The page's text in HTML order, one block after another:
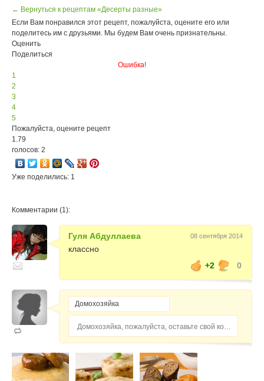
← Вернуться к рецептам «Десерты разные»
Если Вам понравился этот рецепт, пожалуйста, оцените его или
поделитесь им с друзьями. Мы будем Вам очень признательны.
Оценить
Поделиться
Ошибка!
1
2
3
4
5
Пожалуйста, оцените рецепт
1.79
голосов: 2
Уже поделились: 1
Комментарии (1):
Гуля Абдуллаева 08 сентября 2014
классно
+2
0